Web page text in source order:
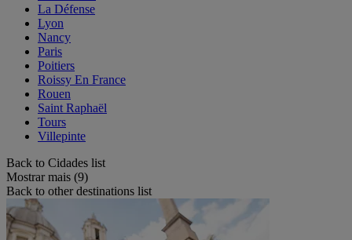
La Défense
Lyon
Nancy
Paris
Poitiers
Roissy En France
Rouen
Saint Raphaël
Tours
Villepinte
Back to Cidades list
Mostrar mais (9)
Back to other destinations list